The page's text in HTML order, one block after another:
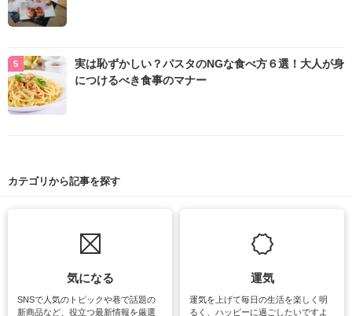
実は恥ずかしい？パスタのNGな食べ方６選！大人が身
につけるべき食事のマナー
カテゴリから記事を探す
気になる
SNSで人気のトピックや巷で話題の
新商品など、役立つ最新情報を厳選
運気
運気を上げて毎日の生活を楽しく明
るく、ハッピーに過ごしたいですよ